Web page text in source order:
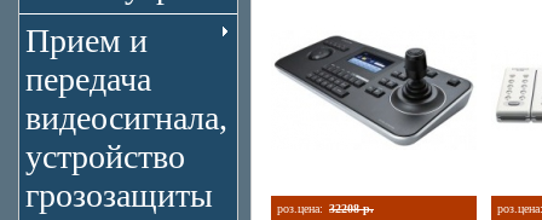
Прием и
передача
видеосигнала,
устройство
грозозащиты
роз.цена: 32208 р.
роз.цена: